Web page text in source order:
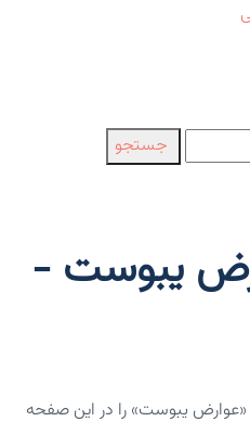
جستجو
یبوست -
«عوارض یبوست» را در این صفحه